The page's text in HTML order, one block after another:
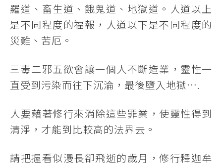
羅道、畜生道、餓鬼道、地獄道。人道以上
是不同程度的福報，人道以下是不同程度的
災難、苦厄。
三毒二邪五欲會讓一個人不斷造業，靈性一
直受到污染而往下沉淪，最後墮入地獄….
人要藉著修行來消除這些罪業，使靈性得到
清淨，才能到比較高的法界去。
請把握看似漫長卻飛逝的歲月，修行釋迦牟